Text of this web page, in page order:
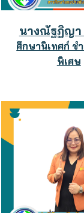
นางณัฐฏิญา
ศึกษานิเทศก์ ช
พิเศษ